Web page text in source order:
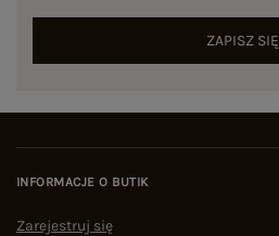
ZAPISZ SIĘ
INFORMACJE O BUTIK
Zarejestruj się